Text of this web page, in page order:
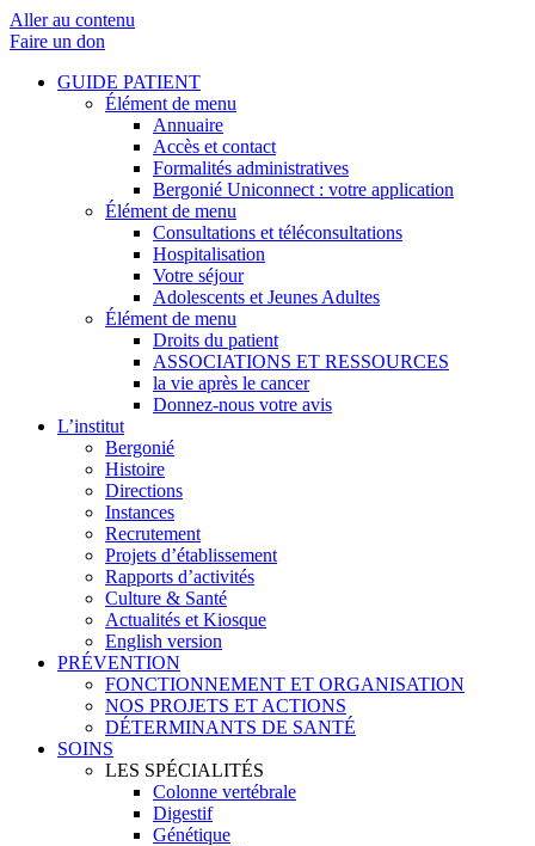
Aller au contenu
Faire un don
GUIDE PATIENT
Élément de menu
Annuaire
Accès et contact
Formalités administratives
Bergonié Uniconnect : votre application
Élément de menu
Consultations et téléconsultations
Hospitalisation
Votre séjour
Adolescents et Jeunes Adultes
Élément de menu
Droits du patient
ASSOCIATIONS ET RESSOURCES
la vie après le cancer
Donnez-nous votre avis
L’institut
Bergonié
Histoire
Directions
Instances
Recrutement
Projets d’établissement
Rapports d’activités
Culture & Santé
Actualités et Kiosque
English version
PRÉVENTION
FONCTIONNEMENT ET ORGANISATION
NOS PROJETS ET ACTIONS
DÉTERMINANTS DE SANTÉ
SOINS
LES SPÉCIALITÉS
Colonne vertébrale
Digestif
Génétique